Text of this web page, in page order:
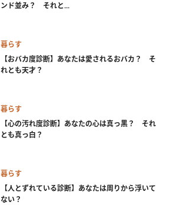
ンド並み？ それと...
暮らす
【おバカ度診断】あなたは愛されるおバカ？ そ
れとも天才？
暮らす
【心の汚れ度診断】あなたの心は真っ黒？ それ
とも真っ白？
暮らす
【人とずれている診断】あなたは周りから浮いて
ない？